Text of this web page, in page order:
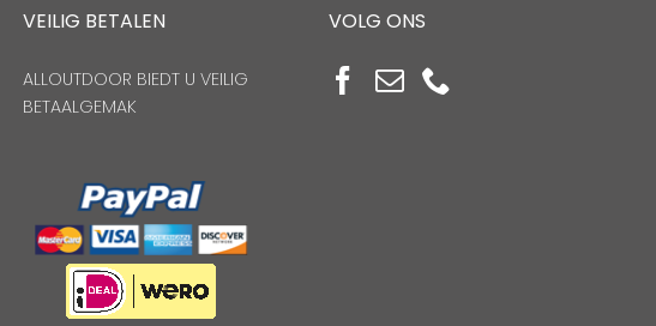
VEILIG BETALEN
ALLOUTDOOR BIEDT U VEILIG
BETAALGEMAK
VOLG ONS